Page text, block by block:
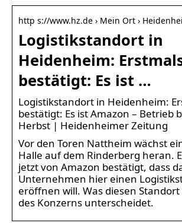
http s://www.hz.de › Mein Ort ›
Logistikstandort in
Heidenheim:
bestätigt: Es ist …
Logistikstandort in Heidenheim:
bestätigt: Es ist Amazon – Betrieb
Herbst | Heidenheimer Zeitung
Vor den Toren Nattheim wächst
Halle auf dem Rinderberg heran.
jetzt von Amazon bestätigt, dass
Unternehmen hier einen
eröffnen will. Was diesen
des Konzerns unterscheidet.